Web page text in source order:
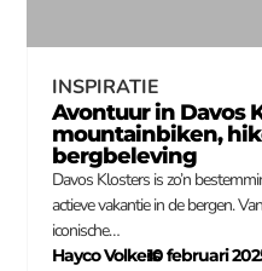
INSPIRATIE
Avontuur in Davos
mountainbiken,
bergbeleving
Davos Klosters is zo’n
actieve vakantie in de bergen.
iconische…
Hayco Volkers
–
10 februari